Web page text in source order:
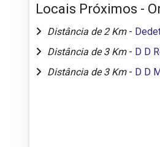
Locais Próximos -
Distância de 2 Km -
Distância de 3 Km - D D
Distância de 3 Km - D D